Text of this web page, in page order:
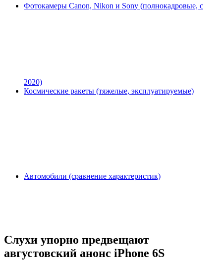
Фотокамеры Canon, Nikon и Sony (полнокадровые, с
2020)
Космические ракеты (тяжелые, эксплуатируемые)
Автомобили (сравнение характеристик)
Слухи упорно предвещают
августовский анонс iPhone 6S